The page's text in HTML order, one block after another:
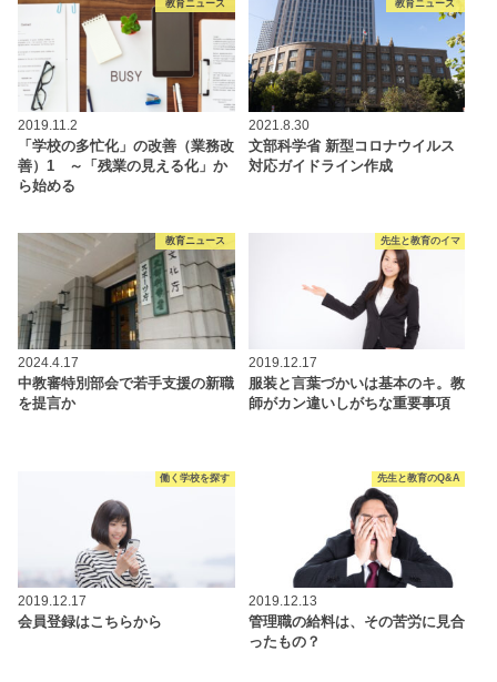
教育ニュース
2019.11.2
「学校の多忙化」の改善（業務改
善）1 ～「残業の見える化」か
ら始める
教育ニュース
2021.8.30
文部科学省 新型コロナウイルス
対応ガイドライン作成
教育ニュース
2024.4.17
中教審特別部会で若手支援の新職
を提言か
先生と教育のイマ
2019.12.17
服装と言葉づかいは基本のキ。教
師がカン違いしがちな重要事項
働く学校を探す
2019.12.17
会員登録はこちらから
先生と教育のQ&A
2019.12.13
管理職の給料は、その苦労に見合
ったもの？